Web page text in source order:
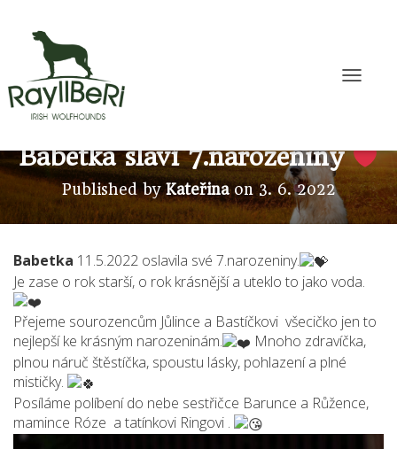
n
o
u
t
n
a
a
Babetka slaví 7.narozeniny
Published byKateřinaon3. 6. 2022
Babetka 11.5.2022 oslavila své 7.narozeniny.
Je zase o rok starší, o rok krásnější a uteklo to jako voda.
Přejeme sourozencům Jůlince a Bastíčkovi všecičko jen to
nejlepší ke krásným narozeninám.
Mnoho zdravíčka,
plnou náruč štěstíčka, spoustu lásky, pohlazení a plné
mističky.
Posíláme políbení do nebe sestřičce Barunce a Růžence,
mamince Róze a tatínkovi Ringovi .